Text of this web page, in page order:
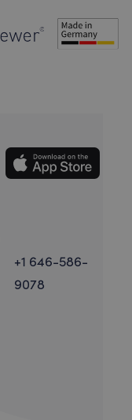
+1 646-586-
9078